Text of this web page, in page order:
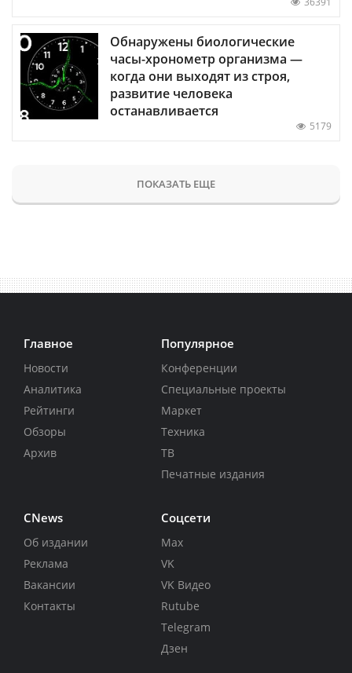
Обнаружены биологические
часы-хронометр организма —
когда они выходят из строя,
развитие человека
останавливается
5179
ПОКАЗАТЬ ЕЩЕ
Главное
Новости
Аналитика
Рейтинги
Обзоры
Архив
Популярное
Конференции
Специальные проекты
Маркет
Техника
ТВ
Печатные издания
CNews
Об издании
Реклама
Вакансии
Контакты
Соцсети
Max
VK
VK Видео
Rutube
Telegram
Дзен